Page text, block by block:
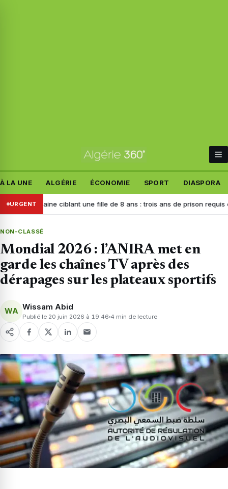
À LA UNE ALGÉRIE ÉCONOMIE SPORT DIASPORA
URGENT
haine ciblant une fille de 8 ans : trois ans de prison requis contre
NON-CLASSÉ
Mondial 2026 : l’ANIRA met en
garde les chaînes TV après des
dérapages sur les plateaux sportifs
WA Wissam Abid
Publié le 20 juin 2026 à 19:46 4 min de lecture